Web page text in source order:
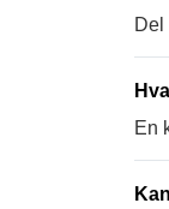
Del
En